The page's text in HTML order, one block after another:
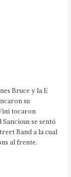
Bruce y la E
su
tocaron
se sentó
Band a la cual
al frente.